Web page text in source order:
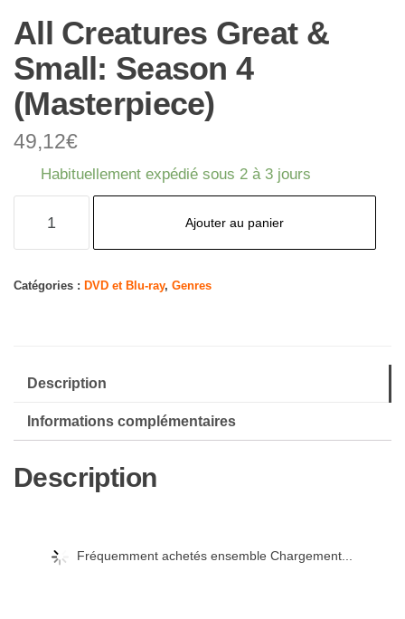
All Creatures Great &
Small: Season 4
(Masterpiece)
49,12€
Habituellement expédié sous 2 à 3 jours
Creatures
Season
(Masterpiece)
Ajouter au panier
Catégories : DVD et Blu-ray, Genres
Description
Informations complémentaires
Description
Fréquemment achetés ensemble Chargement...